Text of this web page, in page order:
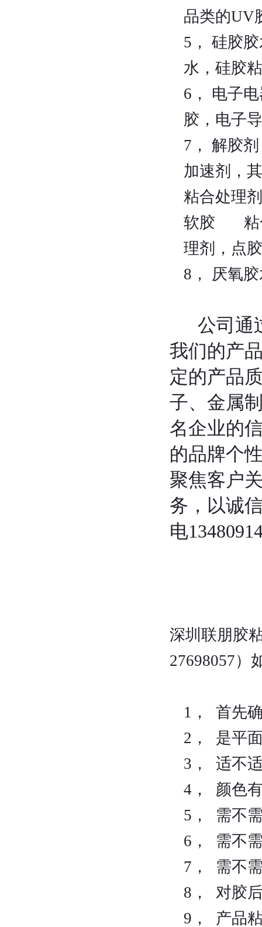
品类的
5， 硅胶
水，硅胶
6， 电子
胶，电子
7， 解胶
加速剂，
粘合处理
软胶 粘合
理剂，点
8， 厌氧
公司通
我们的产
定的产品
子、金属
名企业的
的品牌个
聚焦客户
务，以诚
电
深圳联朋胶
27698057）
1， 首先
2， 是平
3， 适不
4， 颜色
5， 需不
6， 需不
7， 需不
8， 对胶
9， 产品